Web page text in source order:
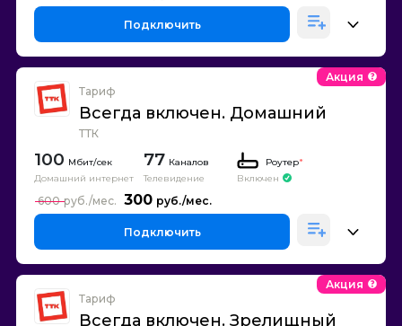
Подключить
Тариф
Всегда включен. Домашний
ТТК
Акция
100
Домашний интернет
77 Каналов
Телевидение
Роутер*
Включен
300
600
Подключить
Тариф
Всегда включен. Зрелищный
Акция